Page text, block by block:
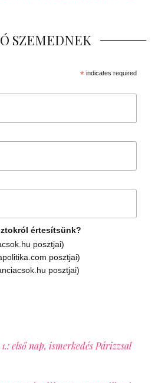
SZEMEDNEK
*indicates required
értesítsünk?
posztjai)
posztjai)
posztjai)
első nap, ismerkedés Párizzsal